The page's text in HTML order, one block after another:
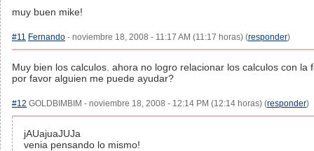
muy buen mike!
#11 Fernando - noviembre 18, 2008 - 11:17 AM (11:17 horas) (responder)
Muy bien los calculos. ahora no logro relacionar los calculos con la
por favor alguien me puede ayudar?
#12 GOLDBIMBIM - noviembre 18, 2008 - 12:14 PM (12:14 horas) (responder)
jAUajuaJUJa
venia pensando lo mismo!